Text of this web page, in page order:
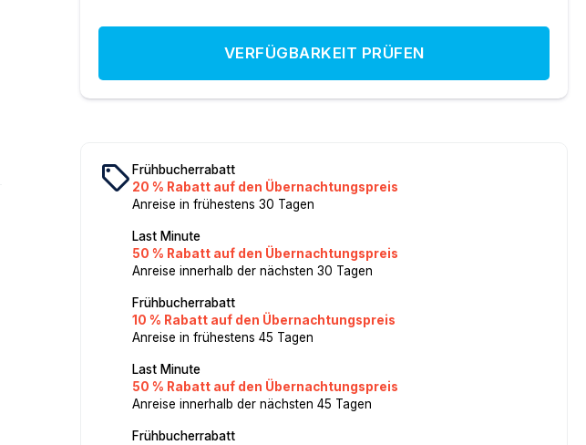
VERFÜGBARKEIT PRÜFEN
local_offerFrühbucherrabatt
20 % Rabatt auf den Übernachtungspreis
Anreise in frühestens 30 Tagen
Last Minute
50 % Rabatt auf den Übernachtungspreis
Anreise innerhalb der nächsten 30 Tagen
Frühbucherrabatt
10 % Rabatt auf den Übernachtungspreis
Anreise in frühestens 45 Tagen
Last Minute
50 % Rabatt auf den Übernachtungspreis
Anreise innerhalb der nächsten 45 Tagen
Frühbucherrabatt